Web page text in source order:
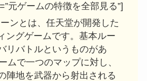
元ゲームの特徴を全部見る”]
ンとは、任天堂が開発した
ングゲームです。基本ルー
リバトルというものがあ
ムで一つのマップに対し、
陣地を武器から射出される